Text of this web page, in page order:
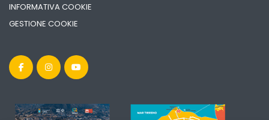
INFORMATIVA COOKIE
GESTIONE COOKIE